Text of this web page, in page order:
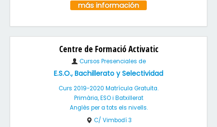
más información
Centre de Formació Activatic
Cursos Presenciales de
E.S.O., Bachillerato y Selectividad
Curs 2019-2020 Matrícula Gratuïta.
Primària, ESO i Batxillerat
Anglès per a tots els nivells.
C/ Vimbodí 3